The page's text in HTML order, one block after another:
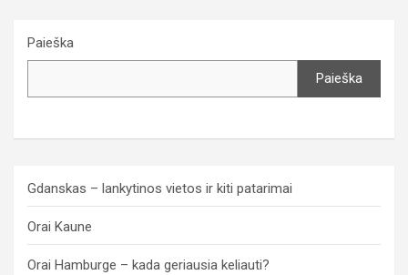
Paieška
Paieška
Gdanskas – lankytinos vietos ir kiti patarimai
Orai Kaune
Orai Hamburge – kada geriausia keliauti?